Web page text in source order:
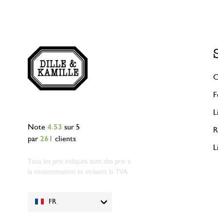
FR
Note 4.53 sur 5
par 261 clients
Tous les prix indiqués sont des prix à
la consommation et incluent la TVA.